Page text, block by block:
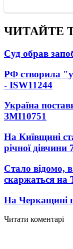
ЧИТАЙТЕ
Суд обрав
РФ створила
- ISW11244
Україна
ЗМІ10751
На Київщині
річної дівчини
Стало відомо,
скаржаться
На Черкащині
Читати коментарі